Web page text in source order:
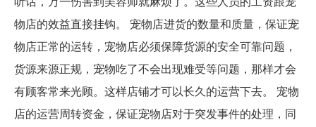
物店的效益直接挂钩。 宠物店进货的数量和质量，保证宠
物店正常的运转，宠物店必须保障货源的安全可靠问题，
货源来源正规，宠物吃了不会出现难受等问题，那样才会
有顾客常来光顾。这样店铺才可以长久的运营下去。 宠物
店的运营周转资金，保证宠物店对于突发事件的处理，同